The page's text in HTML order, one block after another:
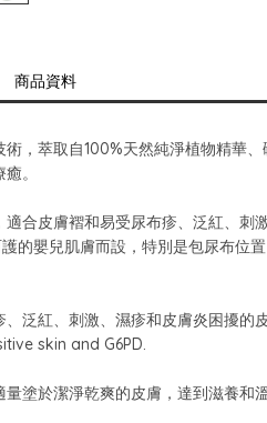
商品資料
，萃取自100%天然純淨植物精華
。
合皮膚褶和易受尿布疹、泛紅、刺
嬰兒肌膚而設，特別是包尿布位置
泛紅、刺激、濕疹和皮膚炎困擾的
skin and G6PD.
塗於潔淨乾爽的皮膚，達到滋養和